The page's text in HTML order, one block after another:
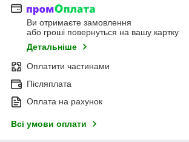
Ви отримаєте замовлення
або гроші повернуться на вашу картку
Детальніше
Оплатити частинами
Післяплата
Оплата на рахунок
Всі умови оплати